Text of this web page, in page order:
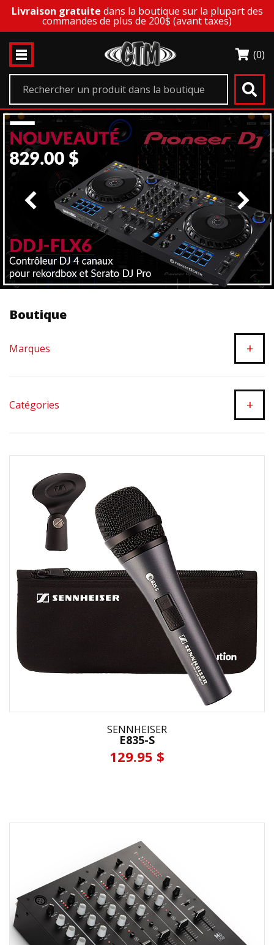
Livraison gratuite dans la boutique sur la plupart des
commandes de plus de 200$ (avant taxes)
(0)
Boutique
Marques +
Catégories +
SENNHEISER
E835-S
129.95 $